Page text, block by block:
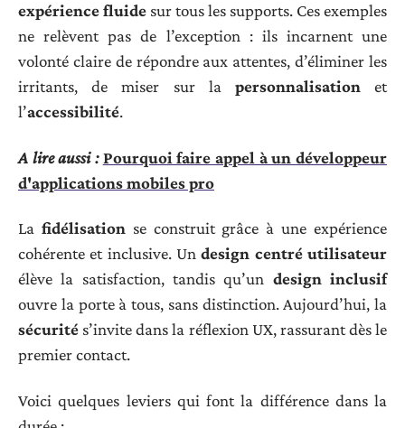
expérience fluide sur tous les supports. Ces exemples
ne relèvent pas de l’exception : ils incarnent une
volonté claire de répondre aux attentes, d’éliminer les
irritants, de miser sur la personnalisationet
l’accessibilité.
A lire aussi : Pourquoi faire appel à un développeur
d'applications mobiles pro
La fidélisationse construit grâce à une expérience
cohérente et inclusive. Undesign centré utilisateur
élève la satisfaction, tandis qu’un design inclusif
ouvre la porte à tous, sans distinction. Aujourd’hui, la
sécurité s’invite dans la réflexion UX, rassurant dès le
premier contact.
Voici quelques leviers qui font la différence dans la